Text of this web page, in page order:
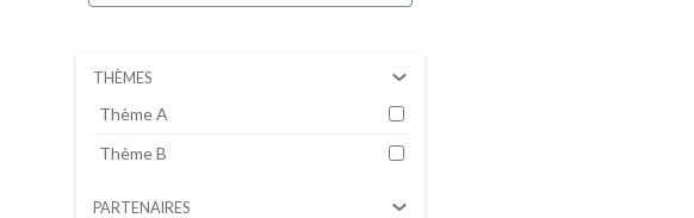
THÈMES
Thème A
Thème B
PARTENAIRES